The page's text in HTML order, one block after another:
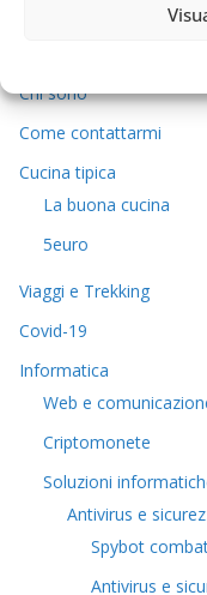
Chi sono
Come contattarmi
Cucina tipica
La buona cucina
5euro
Viaggi e Trekking
Covid-19
Informatica
Web e
Criptomonete
Soluzioni
Antivirus e
Spybot
Antivirus e